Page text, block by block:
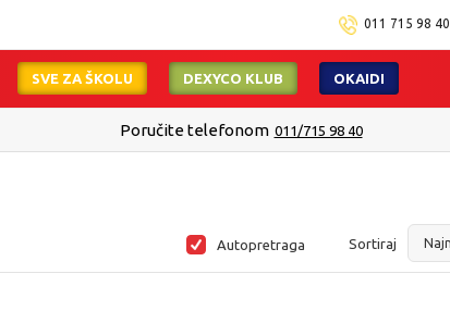
011 715 98 40
SVE ZA ŠKOLU DEXYCO KLUB OKAIDI
Poručite telefonom 011/715 98 40
Autopretraga Sortiraj